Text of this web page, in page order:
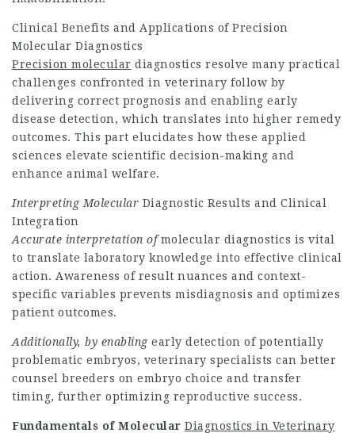
Clinical Benefits and Applications of Precision
Molecular Diagnostics
Precision molecular diagnostics resolve many practical
challenges confronted in veterinary follow by
delivering correct prognosis and enabling early
disease detection, which translates into higher remedy
outcomes. This part elucidates how these applied
sciences elevate scientific decision-making and
enhance animal welfare.
Interpreting Molecular Diagnostic Results and Clinical
Integration
Accurate interpretation ofmolecular diagnostics is vital
to translate laboratory knowledge into effective clinical
action. Awareness of result nuances and context-
specific variables prevents misdiagnosis and optimizes
patient outcomes.
Additionally, by enablingearly detection of potentially
problematic embryos, veterinary specialists can better
counsel breeders on embryo choice and transfer
timing, further optimizing reproductive success.
Fundamentals of Molecular Diagnostics in Veterinary